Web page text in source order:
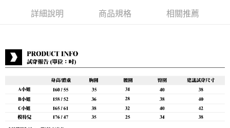
貨到付款詳細說明 商品規格 相關推薦